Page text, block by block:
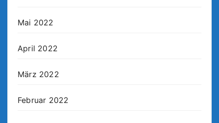
Mai 2022
April 2022
März 2022
Februar 2022